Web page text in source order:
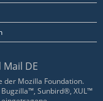
DE
der Mozilla Foundation.
Sunbird®, XUL™